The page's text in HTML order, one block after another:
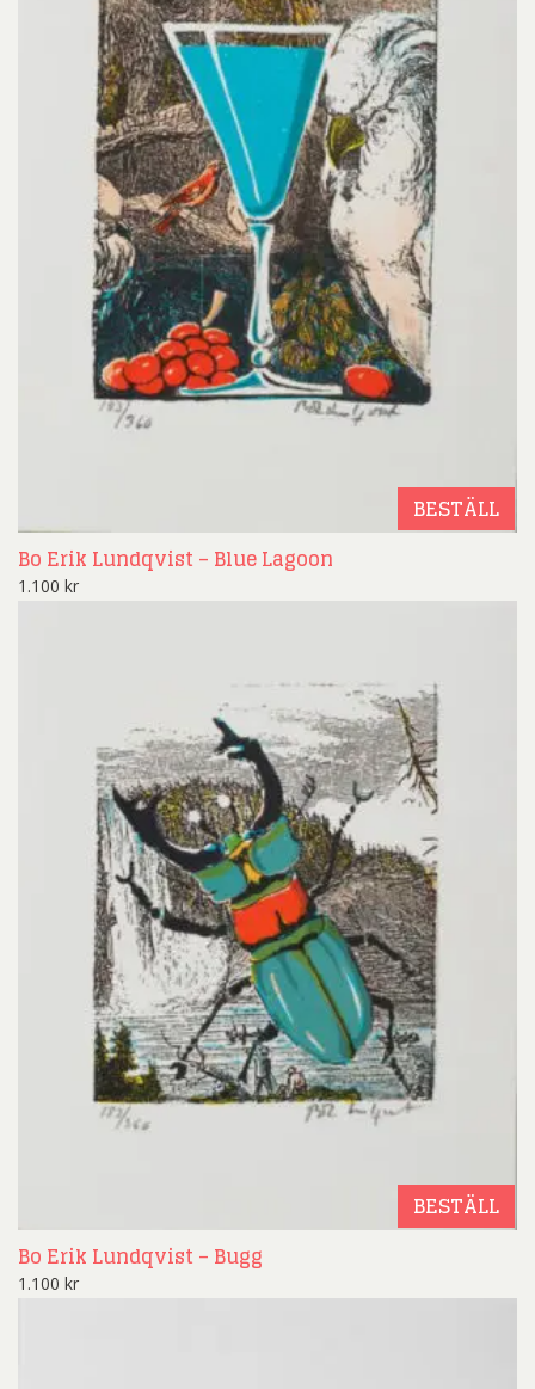
BESTÄLL
Bo Erik Lundqvist – Blue Lagoon
1.100 kr
BESTÄLL
Bo Erik Lundqvist – Bugg
1.100 kr